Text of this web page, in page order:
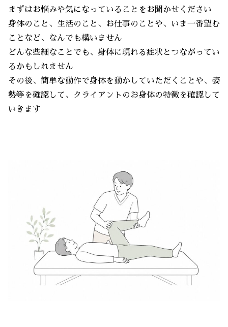
まずはお悩みや気になっていることをお聞かせください
身体のこと、生活のこと、お仕事のことや、いま一番望む
ことなど、なんでも構いません
どんな些細なことでも、身体に現れる症状とつながってい
るかもしれません
その後、簡単な動作で身体を動かしていただくことや、姿
勢等を確認して、クライアントのお身体の特徴を確認して
いきます